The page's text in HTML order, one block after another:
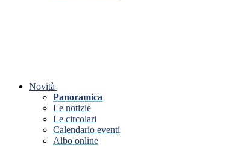
Novità
Panoramica
Le notizie
Le circolari
Calendario eventi
Albo online